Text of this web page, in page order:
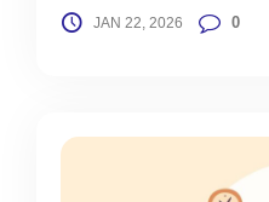
JAN 22, 2026 0